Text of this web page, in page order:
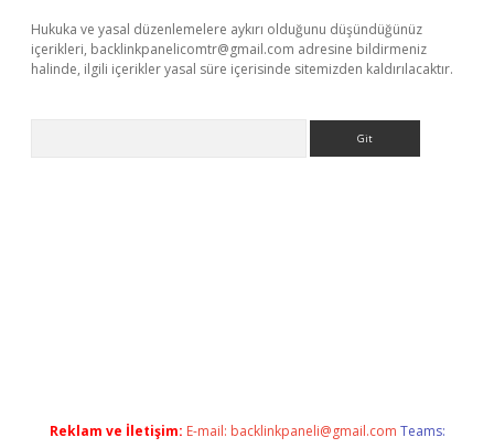
Hukuka ve yasal düzenlemelere aykırı olduğunu düşündüğünüz
içerikleri, backlinkpanelicomtr@gmail.com adresine bildirmeniz
halinde, ilgili içerikler yasal süre içerisinde sitemizden kaldırılacaktır.
Reklam ve İletişim: E-mail: backlinkpaneli@gmail.com Teams: